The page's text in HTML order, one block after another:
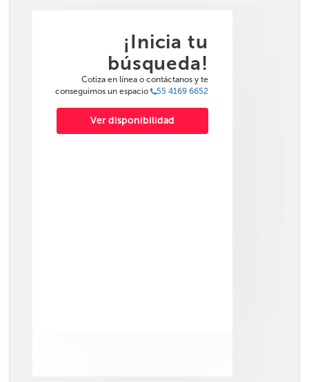
¡Inicia tu
búsqueda!
Cotiza en línea o contáctanos y te
conseguimos un espacio
55 4169 6652
Ver disponibilidad